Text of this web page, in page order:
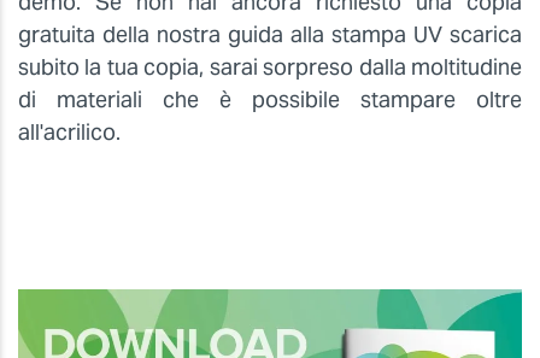
gratuita della nostra guida alla stampa UV scarica
subito la tua copia, sarai sorpreso dalla moltitudine
di materiali che è possibile stampare oltre
all'acrilico.